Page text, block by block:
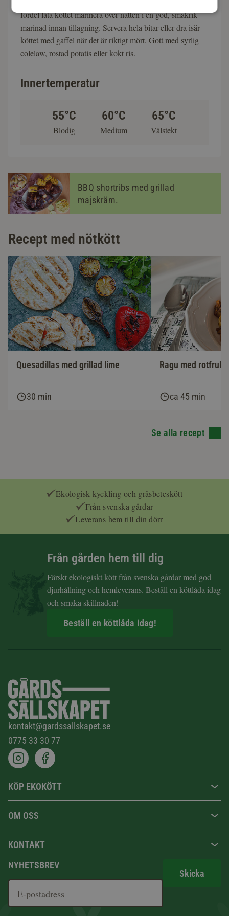
fördel låta köttet marinera över natten i en god, smakrik
marinad innan tillagning. Servera hela bitar eller dra isär
köttet med gaffel när det är riktigt mört. Gott med syrlig
colelaw, rostad potatis eller kokt ris.
Innertemperatur
55°C
Blodig
60°C
Medium
65°C
Välstekt
BBQ shortribs med grillad
majskräm.
Recept med nötkött
Quesadillas med grillad lime
30 min
Ragu med
ca 45 min
Se alla recept
Ekologisk kyckling och gräsbeteskött
Från svenska gårdar
Leverans hem till din dörr
Från gården hem till dig
Färskt ekologiskt kött från svenska gårdar med god
djurhållning och hemleverans. Beställ en köttlåda idag
och smaka skillnaden!
Beställ en köttlåda idag!
kontakt@gardssallskapet.se
0775 33 30 77
KÖP EKOKÖTT
OM OSS
KONTAKT
NYHETSBREV
Skicka